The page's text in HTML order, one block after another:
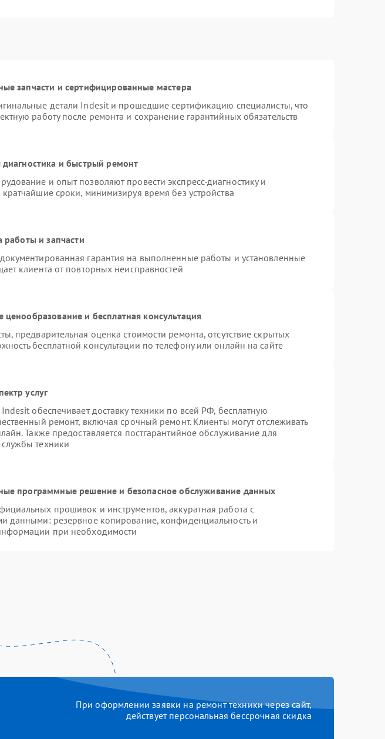
запчасти и сертифицированные мастера
детали Indesit и прошедшие сертификацию специалисты, что
работу после ремонта и сохранение гарантийных обязательств
диагностика и быстрый ремонт
и опыт позволяют провести экспресс-диагностику и
кратчайшие сроки, минимизируя время без устройства
работы и запчасти
гарантия на выполненные работы и установленные
клиента от повторных неисправностей
ценообразование и бесплатная консультация
предварительная оценка стоимости ремонта, отсутствие скрытых
бесплатной консультации по телефону или онлайн на сайте
услуг
обеспечивает доставку техники по всей РФ, бесплатную
ремонт, включая срочный ремонт. Клиенты могут отслеживать
Также предоставляется постгарантийное обслуживание для
техники
программные решение и безопасное обслуживание данных
прошивок и инструментов, аккуратная работа с
данными: резервное копирование, конфиденциальность и
при необходимости
При оформлении заявки на ремонт техники через сайт,
действует персональная бессрочная скидка